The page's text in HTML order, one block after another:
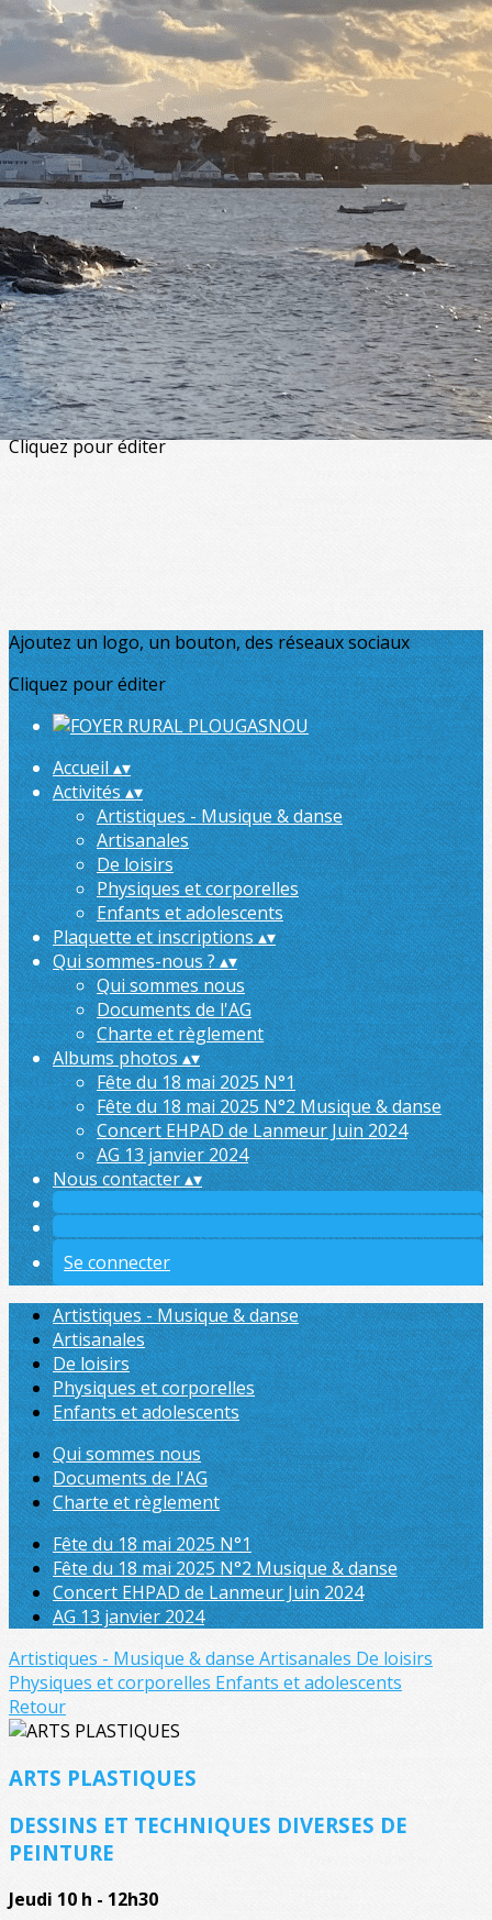
Exporter les lignes sélectionnées
Exporter toutes les colonnes
Exporter uniquement les colonnes affichées
Menu
<
>
Artistiques - Musique & danse
Artisanales
De loisirs
Physiques et corporelles
Enfants et adolescents
?>
Images de la page d'accueil
Cliquez pour éditer
Ajoutez un logo, un bouton, des réseaux sociaux
Cliquez pour éditer
Accueil▴▾
Activités▴▾
Artistiques - Musique & danse
Artisanales
De loisirs
Physiques et corporelles
Enfants et adolescents
Plaquette et inscriptions▴▾
Qui sommes-nous ?▴▾
Qui sommes nous
Documents de l'AG
Charte et règlement
Albums photos▴▾
Fête du 18 mai 2025 N°1
Fête du 18 mai 2025 N°2 Musique & danse
Concert EHPAD de Lanmeur Juin 2024
AG 13 janvier 2024
Nous contacter▴▾
Se connecter
Artistiques - Musique & danse
Artisanales
De loisirs
Physiques et corporelles
Enfants et adolescents
Qui sommes nous
Documents de l'AG
Charte et règlement
Fête du 18 mai 2025 N°1
Fête du 18 mai 2025 N°2 Musique & danse
Concert EHPAD de Lanmeur Juin 2024
AG 13 janvier 2024
Artistiques - Musique & danse Artisanales De loisirs
Physiques et corporelles Enfants et adolescents
Retour
ARTS PLASTIQUES
DESSINS ET TECHNIQUES DIVERSES DE
PEINTURE
Jeudi 10 h - 12h30